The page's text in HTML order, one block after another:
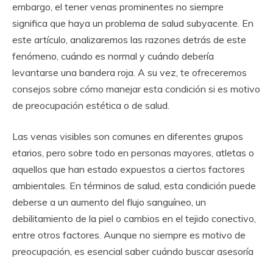
embargo, el tener venas prominentes no siempre
significa que haya un problema de salud subyacente. En
este artículo, analizaremos las razones detrás de este
fenómeno, cuándo es normal y cuándo debería
levantarse una bandera roja. A su vez, te ofreceremos
consejos sobre cómo manejar esta condición si es motivo
de preocupación estética o de salud.
Las venas visibles son comunes en diferentes grupos
etarios, pero sobre todo en personas mayores, atletas o
aquellos que han estado expuestos a ciertos factores
ambientales. En términos de salud, esta condición puede
deberse a un aumento del flujo sanguíneo, un
debilitamiento de la piel o cambios en el tejido conectivo,
entre otros factores. Aunque no siempre es motivo de
preocupación, es esencial saber cuándo buscar asesoría